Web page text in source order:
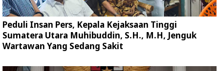
Peduli Insan Pers, Kepala Kejaksaan Tinggi
Sumatera Utara Muhibuddin, S.H., M.H, Jenguk
Wartawan Yang Sedang Sakit